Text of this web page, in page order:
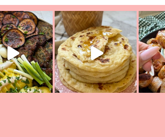
מעול
לאכול משהו אז מה בשבילכם? בפ
פסטל טוניסאי לתשעת הימים, חשבתי מה לחדש
אורז